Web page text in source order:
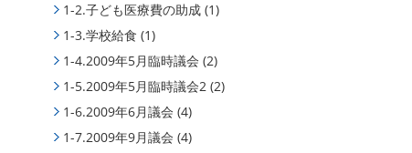
1-2.子ども医療費の助成 (1)
1-3.学校給食 (1)
1-4.2009年5月臨時議会 (2)
1-5.2009年5月臨時議会2 (2)
1-6.2009年6月議会 (4)
1-7.2009年9月議会 (4)